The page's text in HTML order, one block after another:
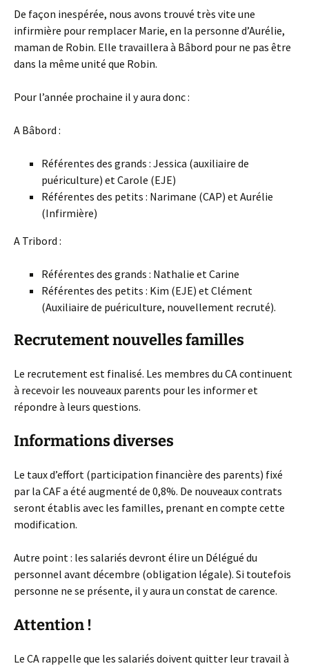
De façon inespérée, nous avons trouvé très vite une
infirmière pour remplacer Marie, en la personne d’Aurélie,
maman de Robin. Elle travaillera à Bâbord pour ne pas être
dans la même unité que Robin.
Pour l’année prochaine il y aura donc :
A Bâbord :
Référentes des grands : Jessica (auxiliaire de
puériculture) et Carole (EJE)
Référentes des petits : Narimane (CAP) et Aurélie
(Infirmière)
A Tribord :
Référentes des grands : Nathalie et Carine
Référentes des petits : Kim (EJE) et Clément
(Auxiliaire de puériculture, nouvellement recruté).
Recrutement nouvelles familles
Le recrutement est finalisé. Les membres du CA continuent
à recevoir les nouveaux parents pour les informer et
répondre à leurs questions.
Informations diverses
Le taux d’effort (participation financière des parents) fixé
par la CAF a été augmenté de 0,8%. De nouveaux contrats
seront établis avec les familles, prenant en compte cette
modification.
Autre point : les salariés devront élire un Délégué du
personnel avant décembre (obligation légale). Si toutefois
personne ne se présente, il y aura un constat de carence.
Attention !
Le CA rappelle que les salariés doivent quitter leur travail à